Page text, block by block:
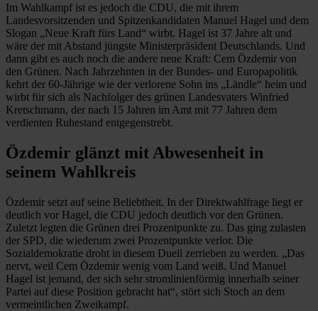
Im Wahlkampf ist es jedoch die CDU, die mit ihrem
Landesvorsitzenden und Spitzenkandidaten Manuel Hagel und dem
Slogan „Neue Kraft fürs Land“ wirbt. Hagel ist 37 Jahre alt und
wäre der mit Abstand jüngste Ministerpräsident Deutschlands. Und
dann gibt es auch noch die andere neue Kraft: Cem Özdemir von
den Grünen. Nach Jahrzehnten in der Bundes- und Europapolitik
kehrt der 60-Jährige wie der verlorene Sohn ins „Ländle“ heim und
wirbt für sich als Nachfolger des grünen Landesvaters Winfried
Kretschmann, der nach 15 Jahren im Amt mit 77 Jahren dem
verdienten Ruhestand entgegenstrebt.
Özdemir glänzt mit Abwesenheit in
seinem Wahlkreis
Özdemir setzt auf seine Beliebtheit. In der Direktwahlfrage liegt er
deutlich vor Hagel, die CDU jedoch deutlich vor den Grünen.
Zuletzt legten die Grünen drei Prozentpunkte zu. Das ging zulasten
der SPD, die wiederum zwei Prozentpunkte verlor. Die
Sozialdemokratie droht in diesem Duell zerrieben zu werden. „Das
nervt, weil Cem Özdemir wenig vom Land weiß. Und Manuel
Hagel ist jemand, der sich sehr stromlinienförmig innerhalb seiner
Partei auf diese Position gebracht hat“, stört sich Stoch an dem
vermeintlichen Zweikampf.